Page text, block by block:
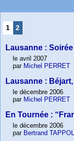
1 2
Lausanne :
le avril 2007
par Michel PERRET
Lausanne :
le décembre 2006
par Michel PERRET
En Tournée :
le décembre 2006
par Bertrand